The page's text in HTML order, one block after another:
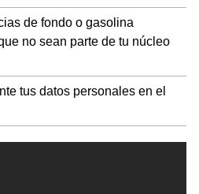
de fondo o gasolina
no sean parte de tu núcleo
tus datos personales en el